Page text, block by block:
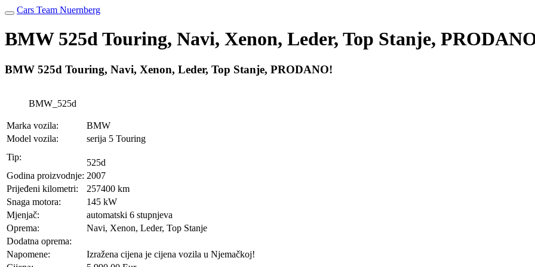
Cars Team Nuernberg
BMW 525d Touring, Navi, Xenon, Leder, Top Stanje,
BMW 525d Touring, Navi, Xenon, Leder, Top Stanje, PRODANO!
BMW_525d
Marka vozila:
BMW
Model vozila:
serija 5 Touring
Tip:
525d
Godina proizvodnje: 2007
Prijeđeni kilometri:
257400 km
Snaga motora:
145 kW
Mjenjač:
automatski 6 stupnjeva
Oprema:
Navi, Xenon, Leder, Top Stanje
Dodatna oprema:
Napomene:
Izražena cijena je cijena vozila u Njemačkoj!